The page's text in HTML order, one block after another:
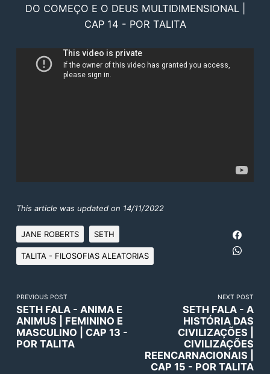
DO COMEÇO E O DEUS MULTIDIMENSIONAL |
CAP 14 - POR TALITA
This article was updated on 14/11/2022
JANE ROBERTS SETH
TALITA - FILOSOFIAS ALEATORIAS
PREVIOUS POST
SETH FALA - ANIMA E
ANIMUS | FEMININO E
MASCULINO | CAP 13 -
POR TALITA
NEXT POST
SETH FALA - A
HISTÓRIA DAS
CIVILIZAÇÕES |
CIVILIZAÇÕES
REENCARNACIONAIS |
CAP 15 - POR TALITA